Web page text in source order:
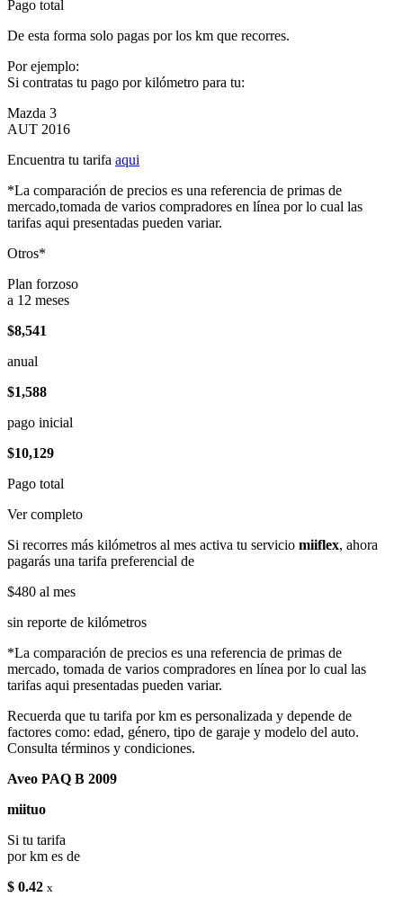
Pago total
De esta forma solo pagas por los km que recorres.
Por ejemplo:
Si contratas tu pago por kilómetro para tu:
Mazda 3
AUT 2016
Encuentra tu tarifa aqui
*La comparación de precios es una referencia de primas de
mercado,tomada de varios compradores en línea por lo cual las
tarifas aqui presentadas pueden variar.
Otros*
Plan forzoso
a 12 meses
$8,541
anual
$1,588
pago inicial
$10,129
Pago total
Ver completo
Si recorres más kilómetros al mes activa tu servicio miiflex, ahora
pagarás una tarifa preferencial de
$480 al mes
sin reporte de kilómetros
*La comparación de precios es una referencia de primas de
mercado, tomada de varios compradores en línea por lo cual las
tarifas aqui presentadas pueden variar.
Recuerda que tu tarifa por km es personalizada y depende de
factores como: edad, género, tipo de garaje y modelo del auto.
Consulta términos y condiciones.
Aveo PAQ B 2009
miituo
Si tu tarifa
por km es de
$ 0.42 x